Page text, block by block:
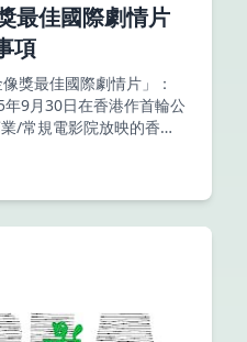
最佳國際劇情片
項
獎最佳國際劇情片」：
9月30日在香港作首輪公
/常規電影院放映的香港